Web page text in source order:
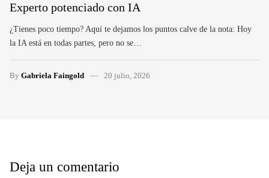
Experto potenciado con IA
¿Tienes poco tiempo? Aquí te dejamos los puntos calve de la nota: Hoy
la IA está en todas partes, pero no se…
By Gabriela Faingold 20 julio, 2026
Deja un comentario